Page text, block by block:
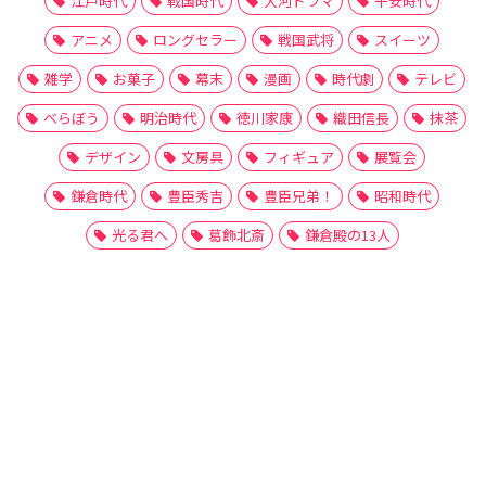
アニメ
ロングセラー 戦国武将
スイーツ
雑学
お菓子 幕末 漫画 時代劇
テレビ
べらぼう
明治時代 徳川家康 織田信長
抹茶
デザイン
文房具 フィギュア
展覧会
鎌倉時代
豊臣秀吉 豊臣兄弟！
昭和時代
光る君へ
葛飾北斎 鎌倉殿の13人